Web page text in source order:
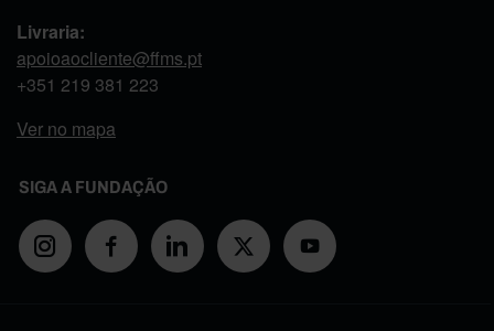
Livraria:
apoioaocliente@ffms.pt
+351 219 381 223
Ver no mapa
SIGA A FUNDAÇÃO